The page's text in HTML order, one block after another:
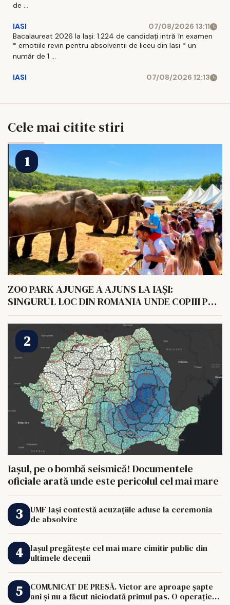
de ...
IASI
07/08/2026 13:11
Bacalaureat 2026 la Iași: 1.224 de candidați intră în examen
* emotiile revin pentru absolventii de liceu din Iasi * un
număr de 1 ...
IASI 07/08/2026 12:13
Cele mai citite stiri
ZOO PARK AJUNGE A AJUNS LA IAȘI:
SINGURUL LOC DIN ROMANIA UNDE COPIII POT
HRANI UN ELEFANT
Iașul, pe o bombă seismică! Documentele
oficiale arată unde este pericolul cel mai mare
UMF Iași contestă acuzațiile aduse la ceremonia
de absolvire
Iașul pregătește cel mai mare cimitir public din
ultimele decenii
COMUNICAT DE PRESĂ. Victor are aproape șapte
ani și nu a făcut niciodată primul pas. O operație